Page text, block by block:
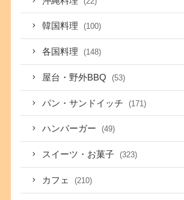
韓国料理 (100)
各国料理 (148)
屋台・野外BBQ (53)
パン・サンドイッチ (171)
ハンバーガー (49)
スイーツ・お菓子 (323)
カフェ (210)